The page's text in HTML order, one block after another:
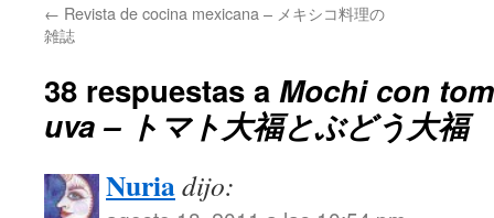
← Revista de cocina mexicana – メキシコ料理の
雑誌
38 respuestas a Mochi con
uva – トマト大福とぶどう大福
Nuriadijo: